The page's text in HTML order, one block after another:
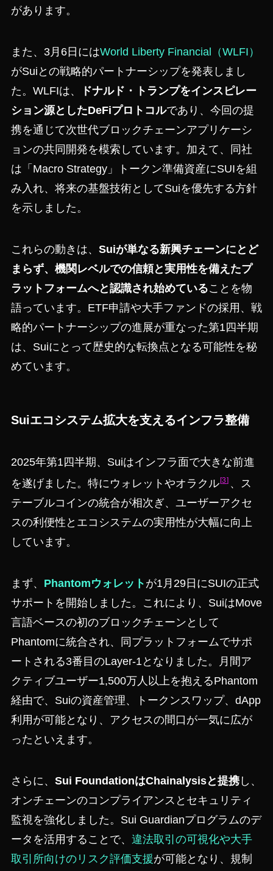
があります。
また、3月6日にはWorld Liberty Financial（WLFI）
がSuiとの戦略的パートナーシップを発表しまし
た。WLFIは、
ドナルド・トランプをインスピレー
ション源としたDeFiプロトコルであり、今回の提
携を通じて次世代ブロックチェーンアプリケーシ
ョンの共同開発を模索しています。加えて、同社
は「Macro Strategy」トークン準備資産にSUIを組
み入れ、将来の基盤技術としてSuiを優先する方針
を示しました。
これらの動きは、 Suiが単なる新興チェーンにとど
まらず、機関レベルでの信頼と実用性を備えたプ
ラットフォームへと認識され始めていることを物
語っています。ETF申請や大手ファンドの採用、戦
略的パートナーシップの進展が重なった第1四半期
は、Suiにとって歴史的な転換点となる可能性を秘
めています。
Suiエコシステム拡大を支えるインフラ整備
2025年第1四半期、Suiはインフラ面で大きな前進
を遂げました。特にウォレットやオラクル 3
、ス
テーブルコインの統合が相次ぎ、ユーザーアクセ
スの利便性とエコシステムの実用性が大幅に向上
しています。
まず、 Phantomウォレット が1月29日にSUIの正式
サポートを開始しました。これにより、SuiはMove
言語ベースの初のブロックチェーンとして
Phantomに統合され、同プラットフォームでサポ
ートされる3番目のLayer-1となりました。月間ア
クティブユーザー1,500万人以上を抱えるPhantom
経由で、Suiの資産管理、トークンスワップ、dApp
利用が可能となり、アクセスの間口が一気に広が
ったといえます。
さらに、 Sui FoundationはChainalysisと提携し、
オンチェーンのコンプライアンスとセキュリティ
監視を強化しました。Sui Guardianプログラムのデ
ータを活用することで、 違法取引の可視化や大手
取引所向けのリスク評価支援が可能となり、規制